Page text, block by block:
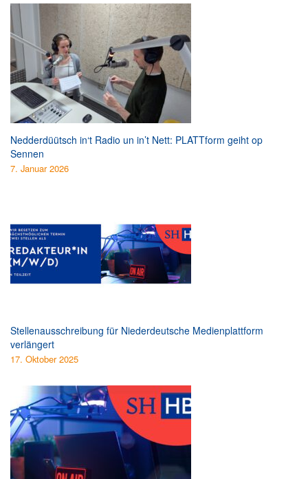
Nedderdüütsch in‘t Radio un in’t Nett: PLATTform geiht op
Sennen
7. Januar 2026
Stellenausschreibung für Niederdeutsche Medienplattform
verlängert
17. Oktober 2025